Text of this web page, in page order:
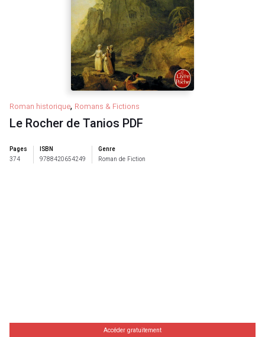
Roman historique, Romans & Fictions
Le Rocher de Tanios PDF
Pages
374
ISBN
9788420654249
Genre
Roman de Fiction
Accéder gratuitement